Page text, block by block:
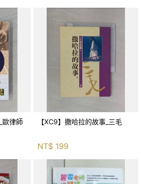
歐律師
【XC9】撒哈拉的故事_三毛
NT$ 199